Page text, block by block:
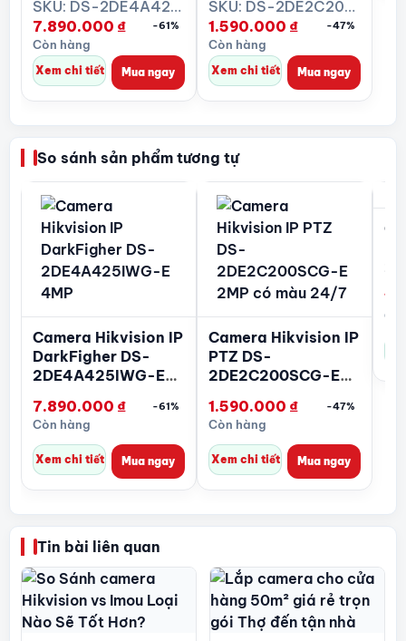
4MP
SKU: DS-2DE4A425IWG-E
7.890.000 ₫ -61%
Còn hàng
Xem chi tiết Mua ngay
2MP có màu 24/7 SKU: DS-2DE2C200SCG-E
1.590.000 ₫ -47%
Còn hàng
Xem chi tiết Mua ngay
So sánh sản phẩm tương tự
Camera Hikvision IP
DarkFigher DS-
2DE4A425IWG-E
7.890.000 ₫ -61%
Còn hàng
Xem chi tiết Mua ngay
Camera Hikvision IP
PTZ DS-
2DE2C200SCG-E
1.590.000 ₫ -47%
Còn hàng
Xem chi tiết Mua ngay
Tin bài liên quan